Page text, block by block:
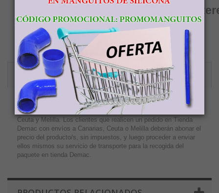
Otros productos que le pueden
Manguitos de silicona
Abrazaderas para manguitos de silicona
ENVIOS A CANARIAS, CEUTA Y MELILLA
Tienda Demac no cobra el IVA a los clientes de Canarias o
Ceuta y Melilla. Los clientes que realicen un pedido en Tienda
Demac con envíos a Canarias, Ceuta o Melilla deberán abonar el
precio del producto/s, sin impuestos, y luego proceder a enviar
ellos mismos su servicio de transporte para la recogida del
paquete en tienda Demac.